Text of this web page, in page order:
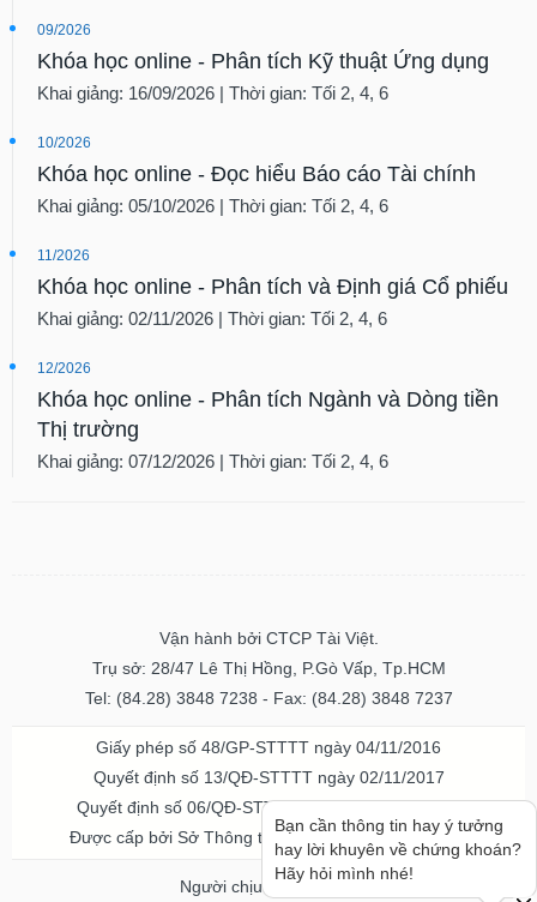
09/2026
Khóa học online - Phân tích Kỹ thuật Ứng dụng
Khai giảng: 16/09/2026 | Thời gian: Tối 2, 4, 6
10/2026
Khóa học online - Đọc hiểu Báo cáo Tài chính
Khai giảng: 05/10/2026 | Thời gian: Tối 2, 4, 6
11/2026
Khóa học online - Phân tích và Định giá Cổ phiếu
Khai giảng: 02/11/2026 | Thời gian: Tối 2, 4, 6
12/2026
Khóa học online - Phân tích Ngành và Dòng tiền
Thị trường
Khai giảng: 07/12/2026 | Thời gian: Tối 2, 4, 6
Vận hành bởi CTCP Tài Việt.
Trụ sở: 28/47 Lê Thị Hồng, P.Gò Vấp, Tp.HCM
Tel: (84.28) 3848 7238 - Fax: (84.28) 3848 7237
Giấy phép số 48/GP-STTTT ngày 04/11/2016
Quyết định số 13/QĐ-STTTT ngày 02/11/2017
Quyết định số 06/QĐ-STTTT-ICP ngày 20/07/2023
Được cấp bởi Sở Thông tin và Truyền thông TPHCM
Người chịu trách nhiệm